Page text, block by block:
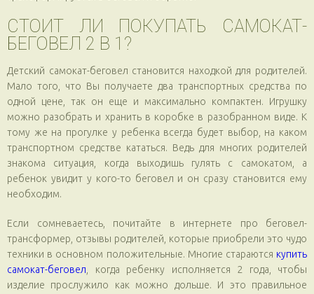
СТОИТ ЛИ ПОКУПАТЬ САМОКАТ-
БЕГОВЕЛ 2 В 1?
Детский самокат-беговел становится находкой для родителей.
Мало того, что Вы получаете два транспортных средства по
одной цене, так он еще и максимально компактен. Игрушку
можно разобрать и хранить в коробке в разобранном виде. К
тому же на прогулке у ребенка всегда будет выбор, на каком
транспортном средстве кататься. Ведь для многих родителей
знакома ситуация, когда выходишь гулять с самокатом, а
ребенок увидит у кого-то беговел и он сразу становится ему
необходим.
Если сомневаетесь, почитайте в интернете про беговел-
трансформер, отзывы родителей, которые приобрели это чудо
техники в основном положительные. Многие стараются купить
самокат-беговел , когда ребенку исполняется 2 года, чтобы
изделие прослужило как можно дольше. И это правильное